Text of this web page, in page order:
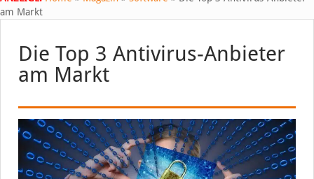
am Markt
Die Top 3 Antivirus-Anbieter
am Markt